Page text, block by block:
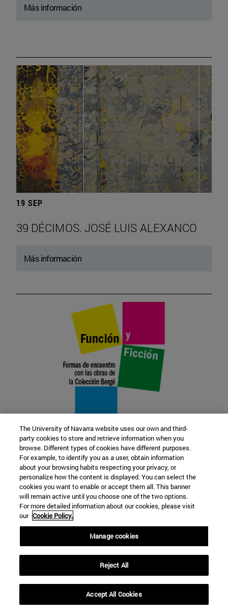
Más información
19 SEP
39 DÉCIMOS. JOSÉ LUIS ALEXANCO
Más información
22 SEP
FUNCIÓN Y FICCIÓN. Varios artistas
Más información
The University of Navarra website uses our own and third-
party cookies to store and retrieve information when you
browse. Different types of cookies have different purposes.
For example, to identify you as a user, obtain information
about your browsing habits respecting your privacy, or
personalize how the content is displayed. You can select the
cookies you want to enable or accept them all. This banner
will remain active until you choose one of the two options.
For more detailed information about our cookies, please visit
our Cookie Policy.
Manage cookies
Reject All
Accept All Cookies